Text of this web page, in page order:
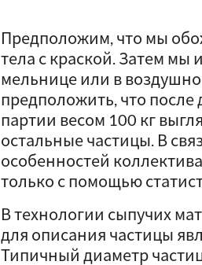
Предположим, что мы
тела с краской. Затем мы
мельнице или в
предположить, что после
партии весом 100 кг
остальные частицы. В
особенностей
только с помощью
В технологии сыпучих
для описания частицы
Типичный диаметр